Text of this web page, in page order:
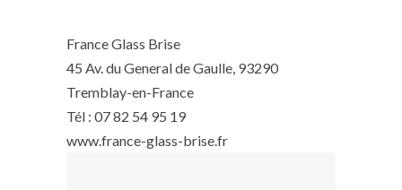
France Glass Brise
45 Av. du General de Gaulle, 93290
Tremblay-en-France
Tél : 07 82 54 95 19
www.france-glass-brise.fr